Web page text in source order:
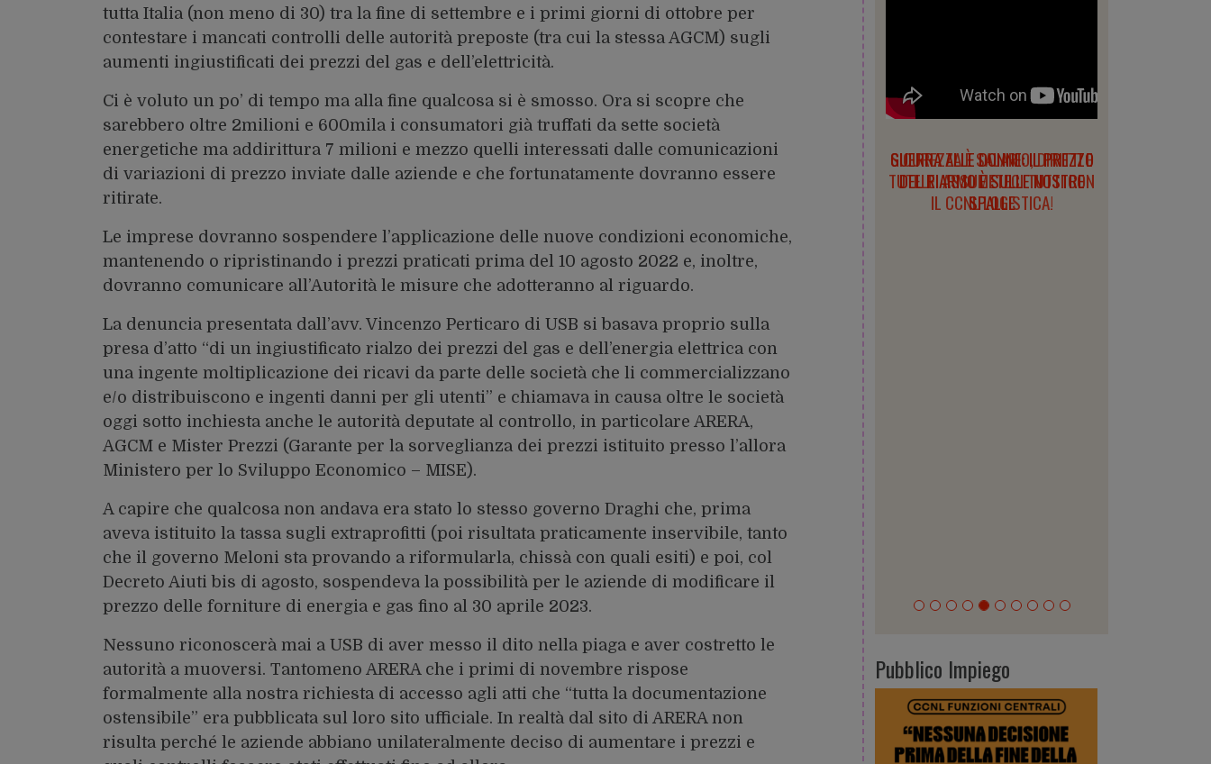
tutta Italia (non meno di 30) tra la fine di settembre e i primi giorni di ottobre per
contestare i mancati controlli delle autorità preposte (tra cui la stessa AGCM) sugli
aumenti ingiustificati dei prezzi del gas e dell’elettricità.
Ci è voluto un po’ di tempo ma alla fine qualcosa si è smosso. Ora si scopre che
sarebbero oltre 2milioni e 600mila i consumatori già truffati da sette società
energetiche ma addirittura 7 milioni e mezzo quelli interessati dalle comunicazioni
di variazioni di prezzo inviate dalle aziende e che fortunatamente dovranno essere
ritirate.
Le imprese dovranno sospendere l’applicazione delle nuove condizioni economiche,
mantenendo o ripristinando i prezzi praticati prima del 10 agosto 2022 e, inoltre,
dovranno comunicare all’Autorità le misure che adotteranno al riguardo.
La denuncia presentata dall’avv. Vincenzo Perticaro di USB si basava proprio sulla
presa d’atto “di un ingiustificato rialzo dei prezzi del gas e dell’energia elettrica con
una ingente moltiplicazione dei ricavi da parte delle società che li commercializzano
e/o distribuiscono e ingenti danni per gli utenti” e chiamava in causa oltre le società
oggi sotto inchiesta anche le autorità deputate al controllo, in particolare ARERA,
AGCM e Mister Prezzi (Garante per la sorveglianza dei prezzi istituito presso l’allora
Ministero per lo Sviluppo Economico – MISE).
A capire che qualcosa non andava era stato lo stesso governo Draghi che, prima
aveva istituito la tassa sugli extraprofitti (poi risultata praticamente inservibile, tanto
che il governo Meloni sta provando a riformularla, chissà con quali esiti) e poi, col
Decreto Aiuti bis di agosto, sospendeva la possibilità per le aziende di modificare il
prezzo delle forniture di energia e gas fino al 30 aprile 2023.
Nessuno riconoscerà mai a USB di aver messo il dito nella piaga e aver costretto le
autorità a muoversi. Tantomeno ARERA che i primi di novembre rispose
formalmente alla nostra richiesta di accesso agli atti che “tutta la documentazione
ostensibile” era pubblicata sul loro sito ufficiale. In realtà dal sito di ARERA non
risulta perché le aziende abbiano unilateralmente deciso di aumentare i prezzi e
SICUREZZA È SALARIO, DIRITTI E
TUTELE. ASSUMETECI TUTTI CON
IL CCNL LOGISTICA!
Pubblico Impiego